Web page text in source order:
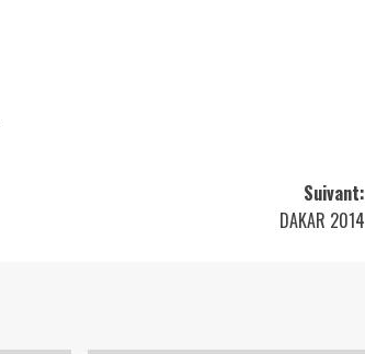
Suivant:
DAKAR 2014